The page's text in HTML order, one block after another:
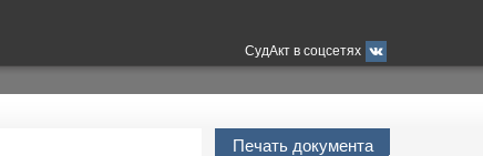
СудАкт в соцсетях
Печать документа